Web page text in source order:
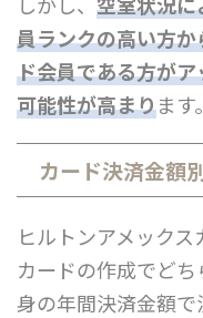
員ランクの高い方
ド会員である方が
可能性が高まります。
カード決済金額
ヒルトンアメック
カードの作成でど
身の年間決済金額で